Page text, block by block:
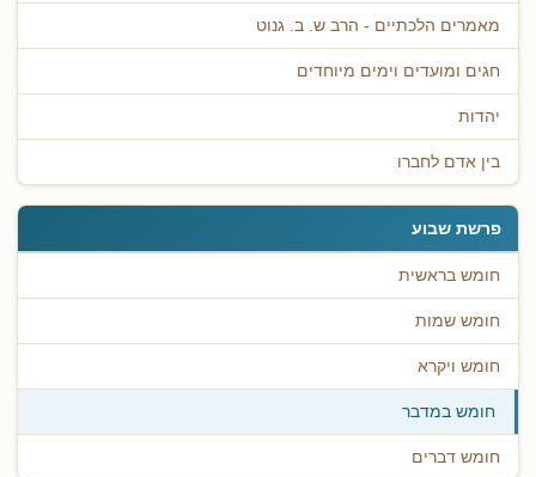
מאמרים הלכתיים - הרב ש. ב. גנוט
חגים ומועדים וימים מיוחדים
יהדות
בין אדם לחברו
פרשת שבוע
חומש בראשית
חומש שמות
חומש ויקרא
חומש במדבר
חומש דברים